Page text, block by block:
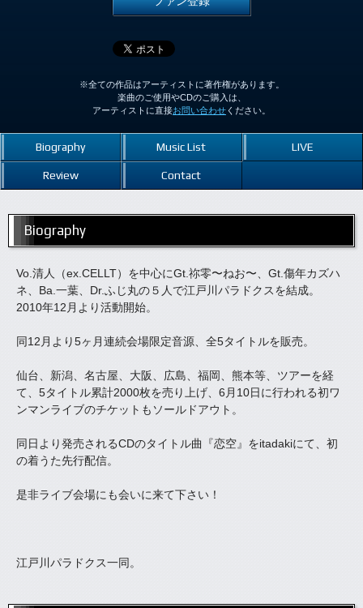
※全ての作品はアーティストに著作権があります。
楽曲のご使用やCDのご購入は、
アーティストに直接お問い合わせ ください。
Biography Music List LIVE
Review Contact
Biography
Vo.清人（ex.CELLT）を中心にGt.祢零〜ねお〜、Gt.傷年カズハ
ネ、Ba.一葉、Dr.ふじ丸の５人で江戸川パラドクスを結成。
2010年12月より活動開始。
同12月より5ヶ月連続会場限定音源、全5タイトルを販売。
仙台、新潟、名古屋、大阪、広島、福岡、熊本等、ツアーを経
て、5タイトル累計2000枚を売り上げ、6月10日に行われる初ワ
ンマンライブのチケットもソールドアウト。
同日より発売されるCDのタイトル曲『恋空』をitadakiにて、初
の着うた先行配信。
是非ライブ会場にも会いに来て下さい！
江戸川パラドクス一同。